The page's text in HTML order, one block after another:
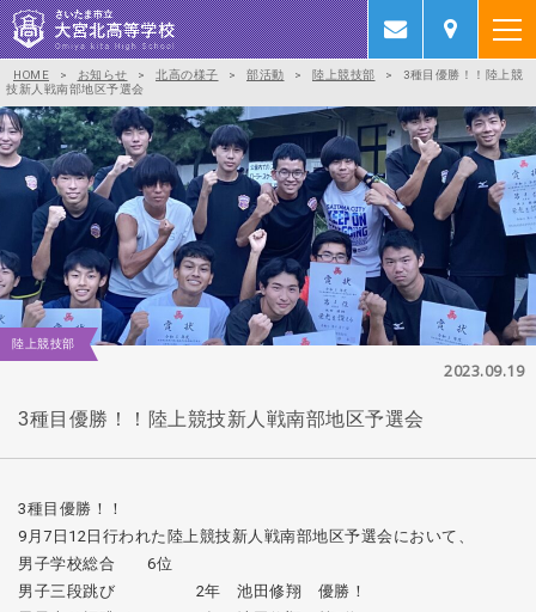
HOME > お知らせ > 北高の様子 > 部活動 > 陸上競技部 >
3種目優勝！！陸上競
技新人戦南部地区予選会
陸上競技部
2023.09.19
3種目優勝！！陸上競技新人戦南部地区予選会
3種目優勝！！
9月7日12日行われた陸上競技新人戦南部地区予選会において、
男子学校総合 6位
男子三段跳び 2年 池田修翔 優勝！